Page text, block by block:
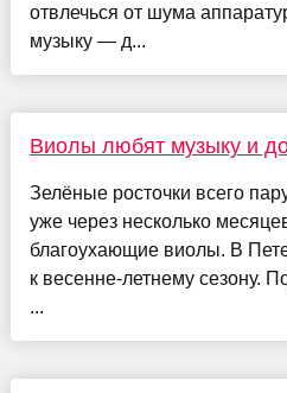
отвлечься от шума
музыку — д...
Виолы любят музыку и
Зелёные росточки всего
уже через несколько
благоухающие виолы. В
к весенне-летнему сезону.
...